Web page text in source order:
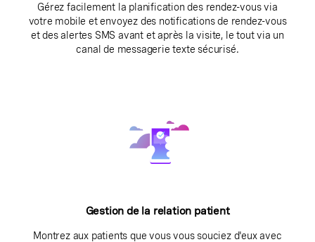
Gérez facilement la planification des rendez-vous via
votre mobile et envoyez des notifications de rendez-vous
et des alertes SMS avant et après la visite, le tout via un
canal de messagerie texte sécurisé.
Gestion de la relation patient
Montrez aux patients que vous vous souciez d'eux avec